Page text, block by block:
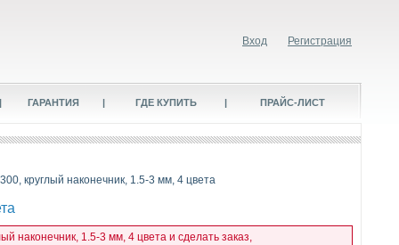
Вход Регистрация
| ГАРАНТИЯ | ГДЕ КУПИТЬ | ПРАЙС-ЛИСТ
круглый наконечник, 1.5-3 мм, 4 цвета
наконечник, 1.5-3 мм, 4 цвета и сделать заказ,